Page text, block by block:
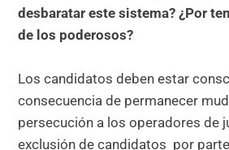
desbaratar este sistema? ¿Por
de los poderosos?
Los candidatos deben estar
consecuencia de permanecer
persecución a los operadores de
exclusión de candidatos por